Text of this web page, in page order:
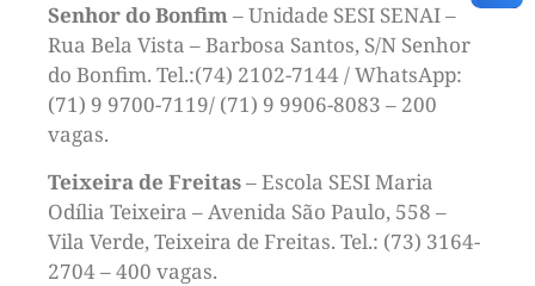
Senhor do Bonfim– Unidade SESI SENAI –
Rua Bela Vista – Barbosa Santos, S/N Senhor
do Bonfim. Tel.:(74) 2102-7144 / WhatsApp:
(71) 9 9700-7119/ (71) 9 9906-8083 – 200
vagas.
Teixeira de Freitas– Escola SESI Maria
Odília Teixeira – Avenida São Paulo, 558 –
Vila Verde, Teixeira de Freitas. Tel.: (73) 3164-
2704 – 400 vagas.